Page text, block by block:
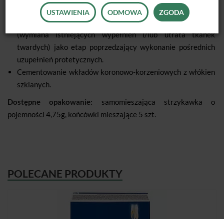
Wskazania:
Odbudowa zrębu koronowego w zębach żywych i martwych
(wymiana istniejących wypełnień i/lub utrata tkanek
twardych) jako etap poprzedzający wykonanie pośrednich
uzupełnień protetycznych.
Cementowanie wkładów koronowo-korzeniowych z włókien
szklanych.
Dostępne opakowanie: samomieszająca strzykawka o
pojemności 4,75g, końcówki mieszające 5 szt.
POLECANE PRODUKTY
USTAWIENIA ODMOWA ZGODA